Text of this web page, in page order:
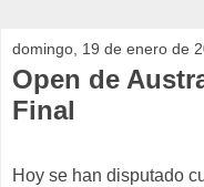
domingo, 19 de enero de
Open de
Final
Hoy se han disputado